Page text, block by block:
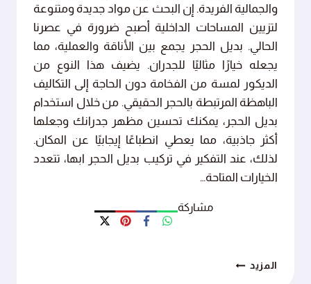
والجمالية الفريدة. إن البحث عن مواد جديدة ومتنوعة
لتزيين المساحات الداخلية أصبح ضرورة في عصرنا
الحالي. بديل الحجر يجمع بين الأناقة والعملية، مما
يجعله خيارًا مثاليًا للجدران. يضيف هذا النوع من
الديكور لمسة من الفخامة دون الحاجة إلى التكاليف
الباهظة المرتبطة بالحجر الحقيقي. من خلال استخدام
بديل الحجر، يمكنك تحسين مظهر جدرانك وجعلها
أكثر جاذبية، مما يعطي انطباعًا إيجابيًا عن المكان.
لذلك، عند التفكير في تركيب بديل الحجر ابها، تتعدد
الخيارات المتاحة…
مشاركة
المزيد تركيب